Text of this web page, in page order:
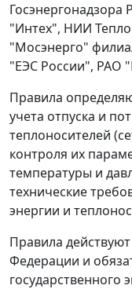
"Интех", НИИ
"Мосэнерго"
"ЕЭС России", РАО
Правила
учета отпуска и
теплоносителей
контроля их
температуры и
технические
энергии и
Правила
Федерации и
государственного